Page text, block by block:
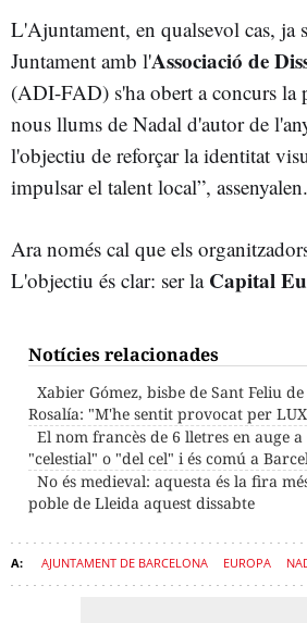
L'Ajuntament, en qualsevol cas, ja
Juntament amb l'Associació de
(ADI-FAD) s'ha obert a concurs la
nous llums de Nadal d'autor de
l'objectiu de reforçar la identitat
impulsar el talent local”, assenyalen.
Ara només cal que els
L'objectiu és clar: ser la Capital
Notícies relacionades
Xabier Gómez, bisbe de Sant Feliu
Rosalía: "M'he sentit provocat per
El nom francès de 6 lletres en auge
"celestial" o "del cel" i és comú a
No és medieval: aquesta és la fira
poble de Lleida aquest dissabte
AJUNTAMENT DE BARCELONA EUROPA